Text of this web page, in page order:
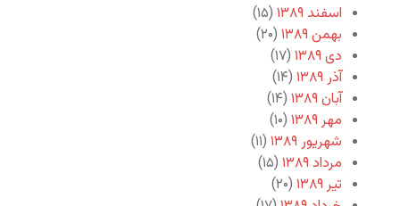
اسفند ۱۳۸۹
(۱۵)
بهمن ۱۳۸۹
(۲۰)
دی ۱۳۸۹
(۱۷)
آذر ۱۳۸۹
(۱۴)
آبان ۱۳۸۹
(۱۴)
مهر ۱۳۸۹
(۱۰)
شهریور ۱۳۸۹
(۱۱)
مرداد ۱۳۸۹
(۱۵)
تیر ۱۳۸۹
(۲۰)